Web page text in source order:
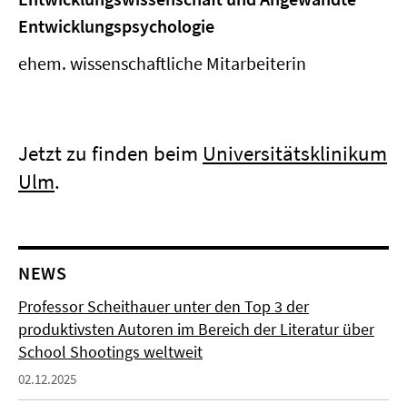
Entwicklungspsychologie
ehem. wissenschaftliche Mitarbeiterin
Jetzt zu finden beim Universitätsklinikum
Ulm.
NEWS
Professor Scheithauer unter den Top 3 der
produktivsten Autoren im Bereich der Literatur über
School Shootings weltweit
02.12.2025